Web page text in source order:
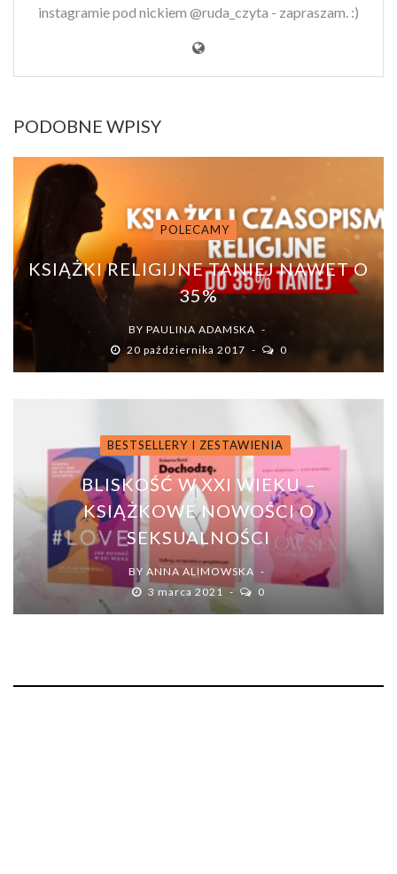
instagramie pod nickiem @ruda_czyta - zapraszam. :)
PODOBNE WPISY
POLECAMY
KSIĄŻKI RELIGIJNE TANIEJ NAWET O
35%
BY PAULINA ADAMSKA
20 października 2017
0
BESTSELLERY I ZESTAWIENIA
BLISKOŚĆ W XXI WIEKU –
KSIĄŻKOWE NOWOŚCI O
SEKSUALNOŚCI
BY ANNA ALIMOWSKA
3 marca 2021
0